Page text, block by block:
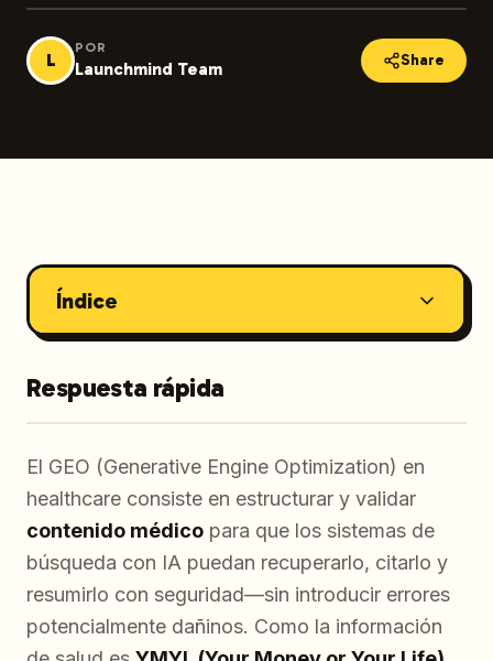
L
POR
Launchmind Team Share
Índice
Respuesta rápida
El GEO (Generative Engine Optimization) en
healthcare consiste en estructurar y validar
contenido médico para que los sistemas de
búsqueda con IA puedan recuperarlo, citarlo y
resumirlo con seguridad—sin introducir errores
potencialmente dañinos. Como la información